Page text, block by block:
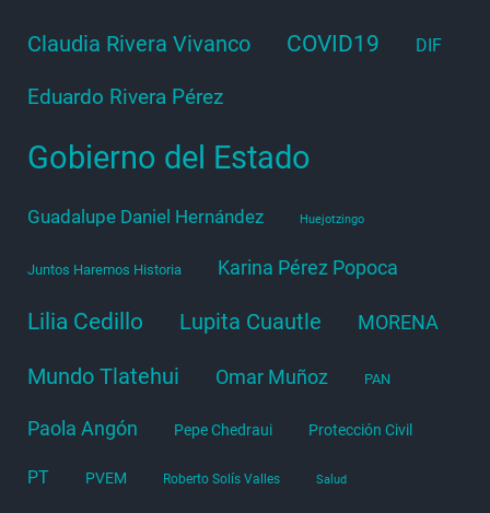
Claudia Rivera Vivanco COVID19 DIF
Eduardo Rivera Pérez
Gobierno del Estado
Guadalupe Daniel Hernández Huejotzingo
Juntos Haremos Historia Karina Pérez Popoca
Lilia Cedillo Lupita Cuautle MORENA
Mundo Tlatehui Omar Muñoz PAN
Paola Angón Pepe Chedraui Protección Civil
PT PVEM Roberto Solís Valles Salud